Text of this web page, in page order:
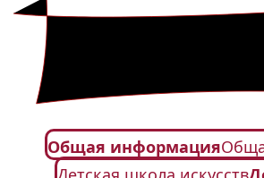
Общая информация